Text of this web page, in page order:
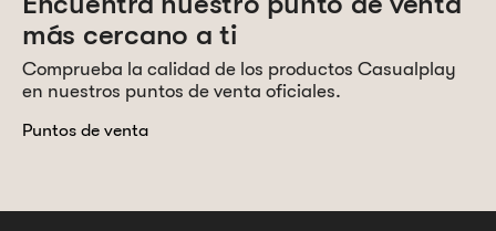
más cercano a ti
Comprueba la calidad de los productos Casualplay
en nuestros puntos de venta oficiales.
Puntos de venta